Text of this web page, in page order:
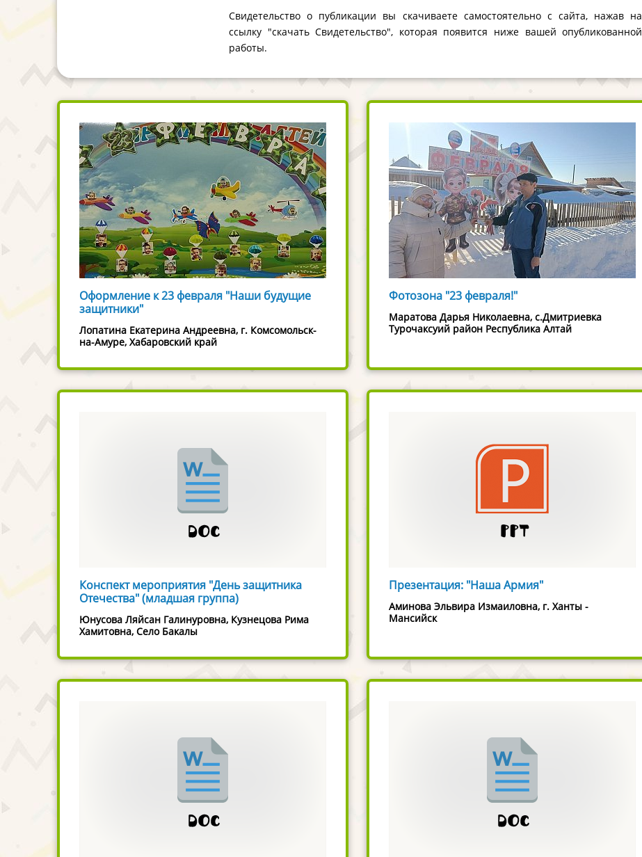
Свидетельство о публикации вы скачиваете самостоятельно с сайта, нажав на
ссылку "скачать Свидетельство", которая появится ниже вашей опубликованной
работы.
Оформление к 23 февраля "Наши будущие
защитники"
Лопатина Екатерина Андреевна, г. Комсомольск-
на-Амуре, Хабаровский край
Фотозона "23 февраля!"
Маратова Дарья Николаевна, с.Дмитриевка
Турочаксуий район Республика Алтай
Конспект мероприятия "День защитника
Отечества" (младшая группа)
Юнусова Ляйсан Галинуровна, Кузнецова Рима
Хамитовна, Село Бакалы
Презентация: "Наша Армия"
Аминова Эльвира Измаиловна, г. Ханты -
Мансийск